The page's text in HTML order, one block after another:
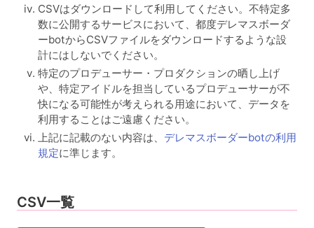
CSVはダウンロードして利用してください。不特定多
数に公開するサービスにおいて、都度デレマスボーダ
ーbotからCSVファイルをダウンロードするような設
計にはしないでください。
特定のプロデューサー・プロダクションの晒し上げ
や、特定アイドルを担当しているプロデューサーが不
快になる可能性が考えられる用途において、データを
利用することはご遠慮ください。
上記に記載のない内容は、 デレマスボーダーbotの利用
規定に準じます。
CSV一覧